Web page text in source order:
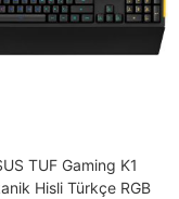
TUF Gaming K1
Hisli Türkçe RGB